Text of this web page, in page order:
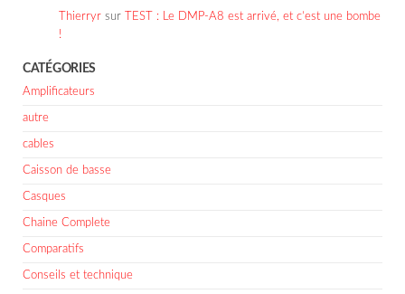
Thierryr sur
TEST : Le DMP-A8 est arrivé, et c’est une bombe
!
CATÉGORIES
Amplificateurs
autre
cables
Caisson de basse
Casques
Chaine Complete
Comparatifs
Conseils et technique